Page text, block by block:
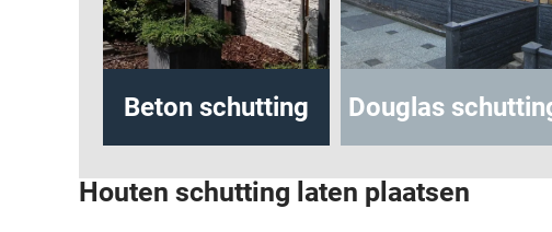
Beton schutting Douglas schutting
Houten schutting laten plaatsen